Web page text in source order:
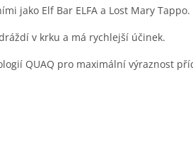
jako Elf Bar ELFA a Lost Mary Tappo.
v krku a má rychlejší účinek.
QUAQ pro maximální výraznost